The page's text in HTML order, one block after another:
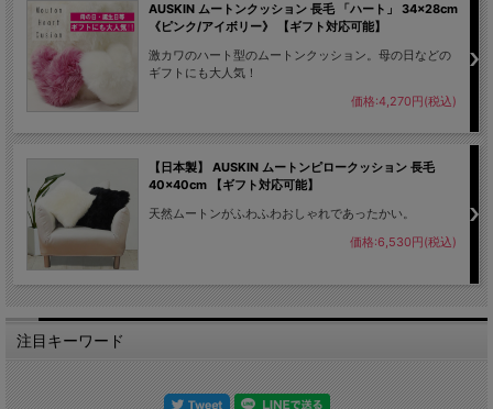
AUSKIN ムートンクッション 長毛 「ハート」 34×28cm
《ピンク/アイボリー》 【ギフト対応可能】
激カワのハート型のムートンクッション。母の日などの
ギフトにも大人気！
価格:4,270円(税込)
【日本製】 AUSKIN ムートンピロークッション 長毛
40×40cm 【ギフト対応可能】
天然ムートンがふわふわおしゃれであったかい。
価格:6,530円(税込)
注目キーワード